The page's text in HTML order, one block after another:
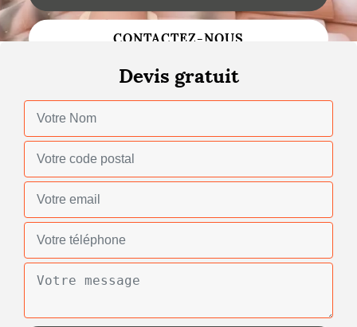
Changement de toiture
Gouttières
Réparation de toiture
CONTACTEZ-NOUS
Devis gratuit